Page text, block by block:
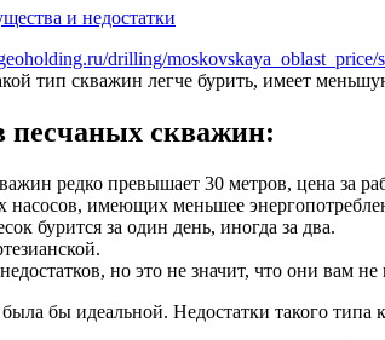
drilling/moskovskaya_oblast_price/
тип скважин легче бурить, имеет
песчаных скважин:
редко превышает 30 метров, цена за
имеющих меньшее
бурится за один день, иногда за два.
но это не значит, что они вам не
бы идеальной. Недостатки такого типа